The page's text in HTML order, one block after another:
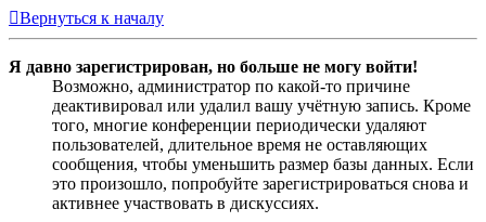
Вернуться к началу
Я давно зарегистрирован, но больше не могу войти!
Возможно, администратор по какой-то причине
деактивировал или удалил вашу учётную запись. Кроме
того, многие конференции периодически удаляют
пользователей, длительное время не оставляющих
сообщения, чтобы уменьшить размер базы данных. Если
это произошло, попробуйте зарегистрироваться снова и
активнее участвовать в дискуссиях.